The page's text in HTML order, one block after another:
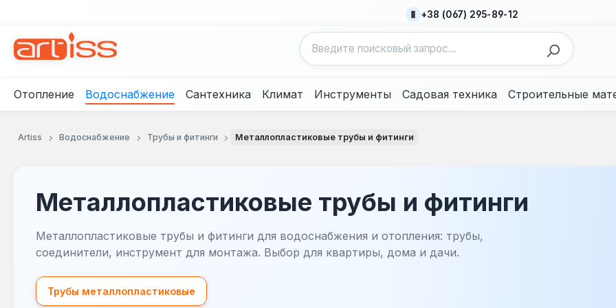
+38 (067) 295-89-12
Отопление Водоснабжение Сантехника Климат Инструменты Садовая техника Строительные
Artiss Водоснабжение Трубы и фитинги Металлопластиковые трубы и фитинги
Металлопластиковые трубы и фитинги
Металлопластиковые трубы и фитинги для водоснабжения и отопления: трубы,
соединители, инструмент для монтажа. Выбор для квартиры, дома и дачи.
Трубы металлопластиковые